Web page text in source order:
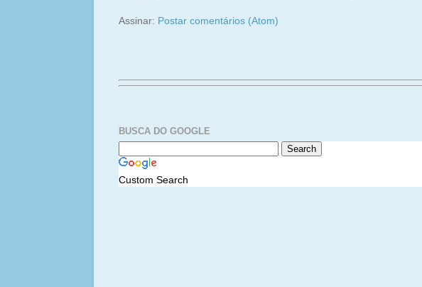
Assinar: Postar comentários (Atom)
BUSCA DO GOOGLE
Custom Search